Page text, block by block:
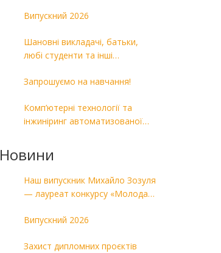
Випускний 2026
Шановні викладачі, батьки,
любі студенти та інші
Запрошуємо на навчання!
Комп’ютерні технології та
інжиніринг автоматизованої
Новини
Наш випускник Михайло Зозуля
— лауреат конкурсу «Молода
Випускний 2026
Захист дипломних проєктів